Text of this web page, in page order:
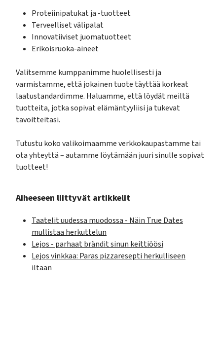
Proteiinipatukat ja -tuotteet
Terveelliset välipalat
Innovatiiviset juomatuotteet
Erikoisruoka-aineet
Valitsemme kumppanimme huolellisesti ja
varmistamme, että jokainen tuote täyttää korkeat
laatustandardimme. Haluamme, että löydät meiltä
tuotteita, jotka sopivat elämäntyyliisi ja tukevat
tavoitteitasi.
Tutustu koko valikoimaamme verkkokaupastamme tai
ota yhteyttä – autamme löytämään juuri sinulle sopivat
tuotteet!
Aiheeseen liittyvät artikkelit
Taatelit uudessa muodossa - Näin True Dates
mullistaa herkuttelun
Lejos - parhaat brändit sinun keittiöösi
Lejos vinkkaa: Paras pizzaresepti herkulliseen
iltaan